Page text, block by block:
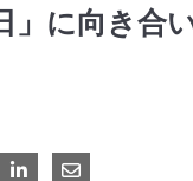
」に向き合
共有
共有する
LinkedIn で共有
電子メールで